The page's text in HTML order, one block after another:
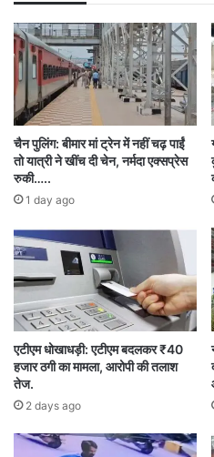
क्षेत्र में गांजा पकड़ा गया,
पत्रकारों को जेल में डाल
मांग करते हैं और दोषियों के
हैं. “
बस्तर के पत्रकारों पर कथित
के चार पत्रकारों बप्पी राय,
निशु त्रिवेदी को पुलिस ने
किया. उनकी गाड़ियों से कथित
गया था. जिसके बाद इन चारों
खिलाफ एनडीपीएस अधिनियम
गया. इस कार्रवाई के बाद
लगाया कि सुकमा पुलिस ने रेत
करके गाड़ी में गांजा रखवाया
मामले में सुकमा पुलिस
चैन पुलिंग: बीमार मां ट्रेन में नहीं चढ़ पाईं
तो यात्री ने खींच दी चेन, नर्मदा एक्सप्रेस
रुकी…..
1 day ago
एटीएम धोखाधड़ी: एटीएम बदलकर ₹40
हजार ठगी का मामला, आरोपी की तलाश
तेज.
2 days ago